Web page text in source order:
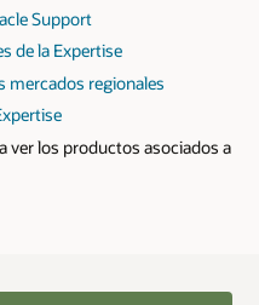
Support
de la Expertise
mercados regionales
ver los productos asociados a